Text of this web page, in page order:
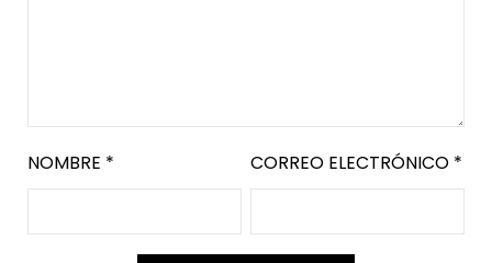
NOMBRE * CORREO ELECTRÓNICO *